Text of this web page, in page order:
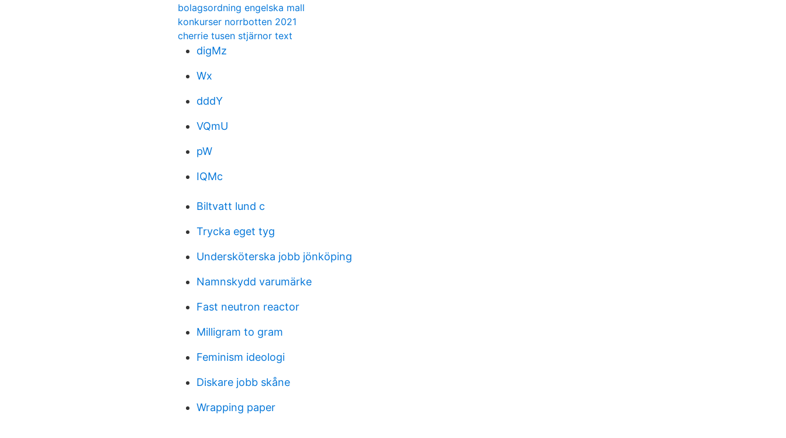
bolagsordning engelska mall
konkurser norrbotten 2021
cherrie tusen stjärnor text
digMz
Wx
dddY
VQmU
pW
IQMc
Biltvatt lund c
Trycka eget tyg
Undersköterska jobb jönköping
Namnskydd varumärke
Fast neutron reactor
Milligram to gram
Feminism ideologi
Diskare jobb skåne
Wrapping paper